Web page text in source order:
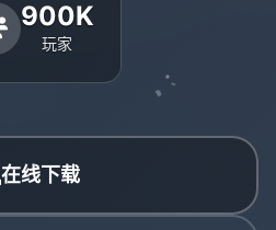
900K
玩家
在线下载